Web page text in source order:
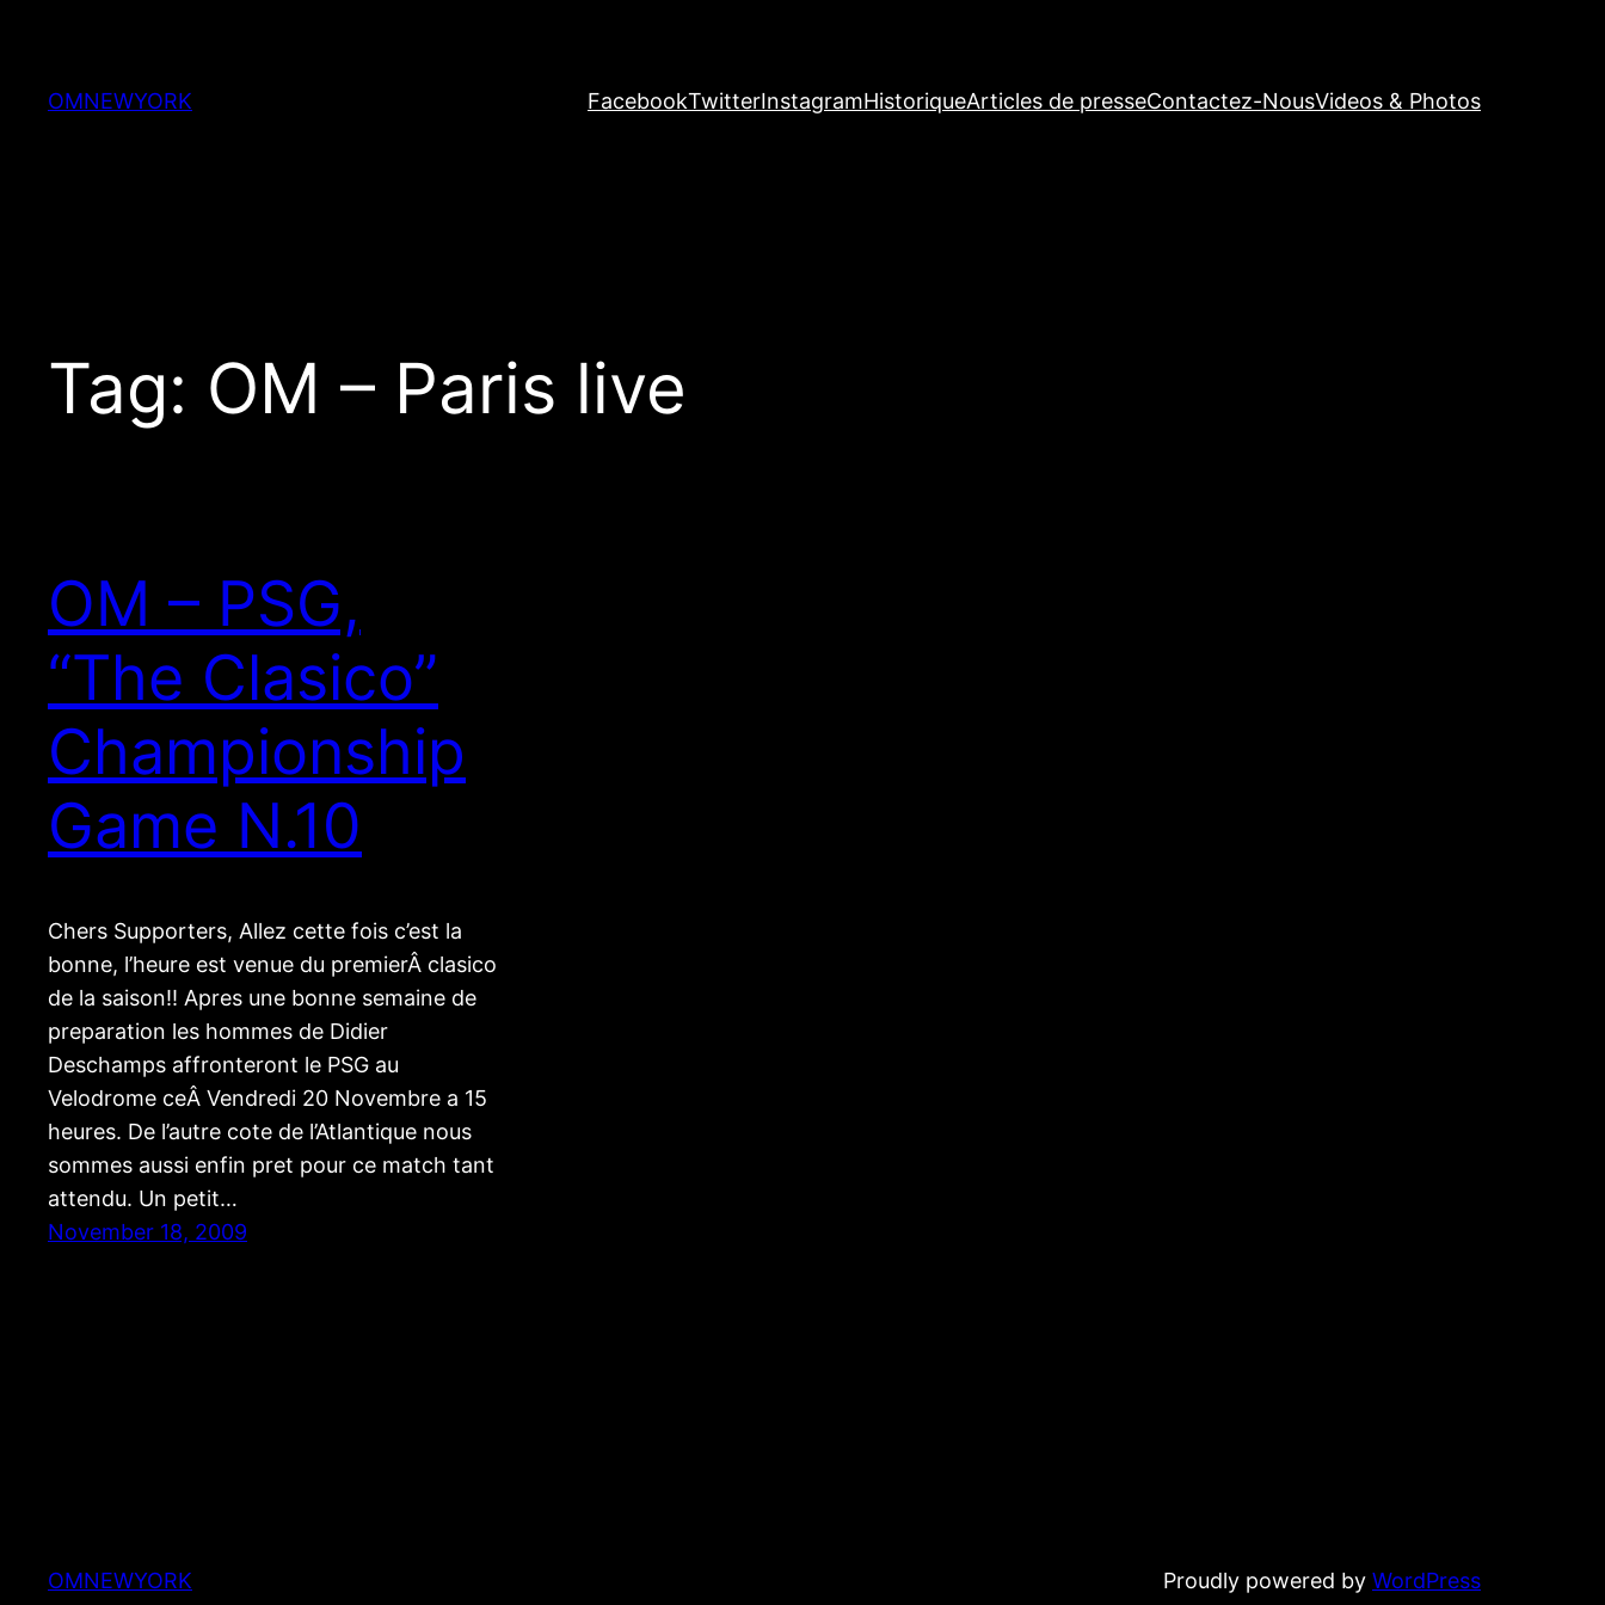
content
OMNEWYORK FacebookTwitterInstagramHistoriqueArticles de presseContactez-NousVideos & Photos
Tag: OM – Paris live
OM – PSG,
“The Clasico”
Championship
Game N.10
Chers Supporters, Allez cette fois c’est la
bonne, l’heure est venue du premierÂ clasico
de la saison!! Apres une bonne semaine de
preparation les hommes de Didier
Deschamps affronteront le PSG au
Velodrome ceÂ Vendredi 20 Novembre a 15
heures. De l’autre cote de l’Atlantique nous
sommes aussi enfin pret pour ce match tant
attendu. Un petit…
November 18, 2009
OMNEWYORK Proudly powered by WordPress